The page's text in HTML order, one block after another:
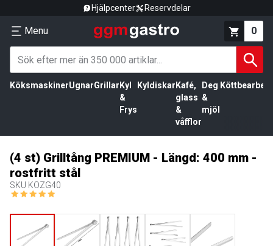
Hjälpcenter Reservdelar
Menu 0
KöksmaskinerUgnarGrillar Kyl
&
Frys
Kyldiskar Kafé,
glass
&
våfflor
Deg
&
mjöl
(4 st) Grilltång PREMIUM - Längd: 400 mm -
rostfritt stål
SKU KOZG40